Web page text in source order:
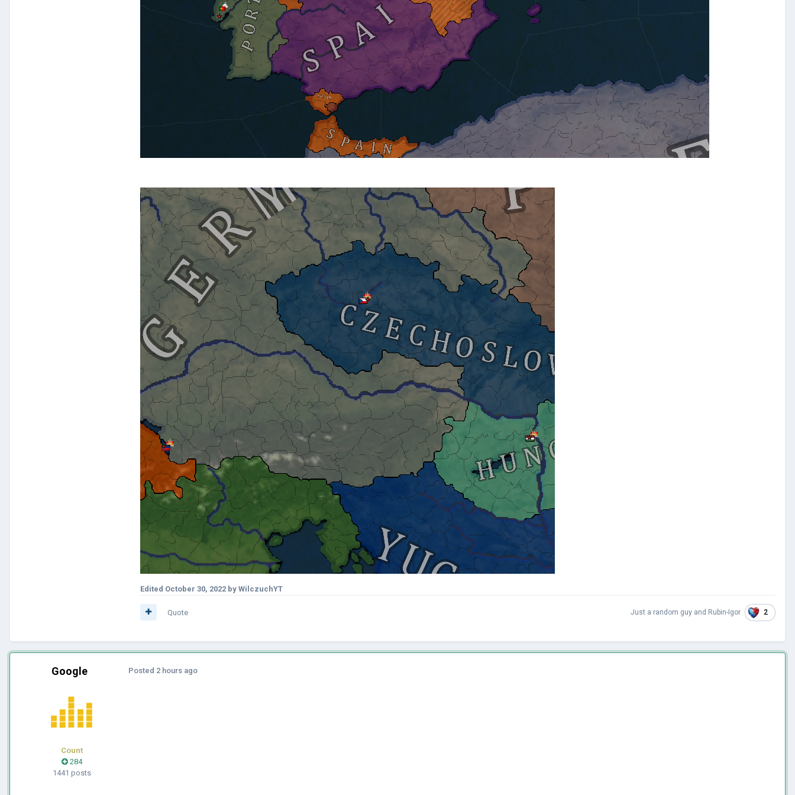
Edited October 30, 2022 by WilczuchYT
Just a random guy and Rubin-Igor 2
Quote
Google
Count
284
1441 posts
Posted 2 hours ago